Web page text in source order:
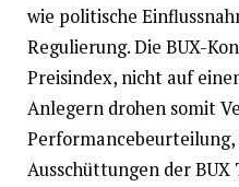
wie politische
Regulierung. Die BUX-
Preisindex, nicht auf
Anlegern drohen somit
Performancebeurteilung,
Ausschüttungen der